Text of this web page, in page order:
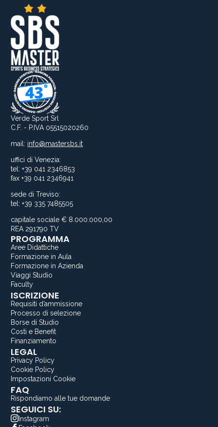
Verde Sport Srl
C.F. - P.IVA 05515020260
mail: info@mastersbs.it
uffici di Venezia:
tel: +39 041 2346853
fax +39 041 2346941
sede di Treviso:
tel: +39 335 7485505
capitale sociale € 8.000.000,00
REA 291790 TV
PROGRAMMA
Aree Didattiche
Formazione in Aula
Formazione in Azienda
Viaggi Studio
Faculty
ISCRIZIONE
Requisiti d’ammissione
Processo di selezione
Borse di Studio
Costi e Benefit
Finanziamento
LEGAL
Privacy Policy
Cookie Policy
Impostazioni Cookie
FAQ
Rispondiamo alle tue domande
SEGUICI SU:
Instagram